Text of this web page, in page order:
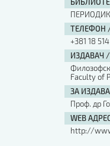
ТЕЛЕФОН /
+381 18
ИЗДАВАЧ /
Faculty of
ЗА
Проф. др
WEB
http://